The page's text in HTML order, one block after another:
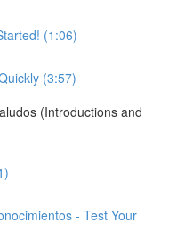
(1:06)
(3:57)
(Introductions and
- Test Your